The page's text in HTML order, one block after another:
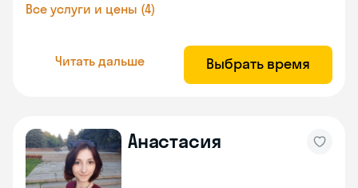
Все услуги и цены (4)
Читать дальше Выбрать время
Анастасия